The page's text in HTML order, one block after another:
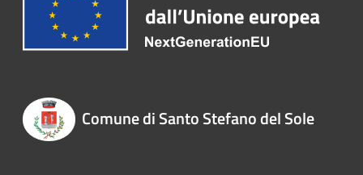
Comune di Santo Stefano del Sole